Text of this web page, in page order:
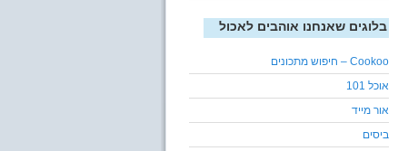
בלוגים שאנחנו אוהבים לאכול
Cookoo – חיפוש מתכונים
אוכל 101
אור מייד
ביסים